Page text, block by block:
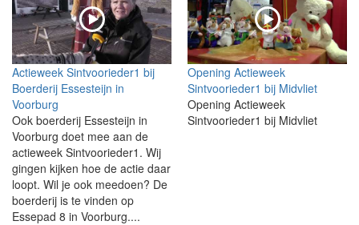
Actieweek Sintvoorieder1 bij
Boerderij Essesteijn in
Voorburg
Ook boerderij Essesteijn in
Voorburg doet mee aan de
actieweek Sintvoorieder1. Wij
gingen kijken hoe de actie daar
loopt. Wil je ook meedoen? De
boerderij is te vinden op
Essepad 8 in Voorburg....
Opening Actieweek
Sintvoorieder1 bij Midvliet
Opening Actieweek
Sintvoorieder1 bij Midvliet